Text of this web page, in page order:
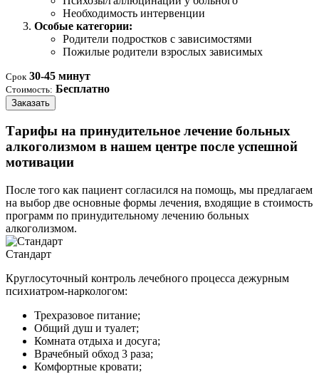
Необходимость интервенции
Особые категории:
Родители подростков с зависимостями
Пожилые родители взрослых зависимых
Срок 30-45 минут
Стоимость: Бесплатно
Заказать
Тарифы на принудительное лечение больных
алкоголизмом в нашем центре после успешной
мотивации
После того как пациент согласился на помощь, мы предлагаем
на выбор две основные формы лечения, входящие в стоимость
программ по принудительному лечению больных
алкоголизмом.
Стандарт
Круглосуточный контроль лечебного процесса дежурным
психиатром-наркологом:
Трехразовое питание;
Общий душ и туалет;
Комната отдыха и досуга;
Врачебный обход 3 раза;
Комфортные кровати;